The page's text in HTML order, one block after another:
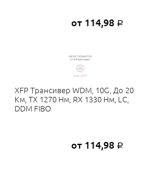
от 114,98 Р
XFP Трансивер WDM, 10G, До 20
Км, TX 1270 Нм, RX 1330 Нм, LC,
DDM FIBO
от 114,98 Р